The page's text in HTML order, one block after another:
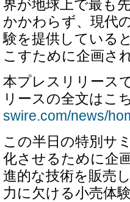
界が地球上で最も
かかわらず、現代
験を提供している
こすために企画さ
本プレスリリース
リースの全文はこ
swire.com/news/
この半日の特別サ
化させるために企
進的な技術を販売
力に欠ける小売体